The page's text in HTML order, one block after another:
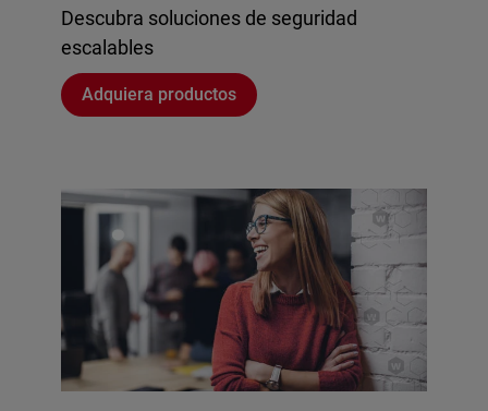
Descubra soluciones de seguridad
escalables
Adquiera productos